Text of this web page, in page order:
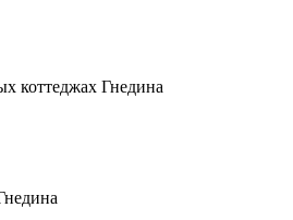
коттеджах Гнедина